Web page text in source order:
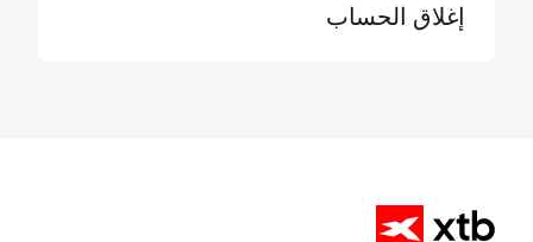
إغلاق الحساب